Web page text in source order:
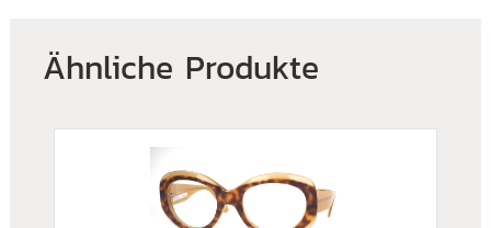
Ähnliche Produkte